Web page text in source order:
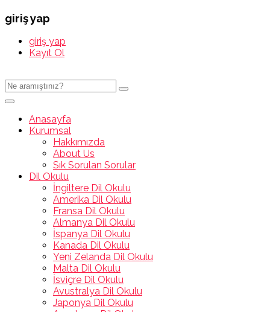
giriş yap
giriş yap
Kayıt Ol
Anasayfa
Kurumsal
Hakkımızda
About Us
Sık Sorulan Sorular
Dil Okulu
İngiltere Dil Okulu
Amerika Dil Okulu
Fransa Dil Okulu
Almanya Dil Okulu
İspanya Dil Okulu
Kanada Dil Okulu
Yeni Zelanda Dil Okulu
Malta Dil Okulu
İsviçre Dil Okulu
Avustralya Dil Okulu
Japonya Dil Okulu